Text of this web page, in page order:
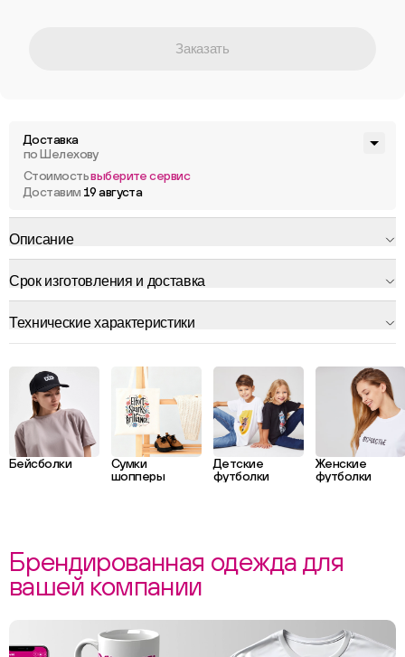
Заказать
Доставка
по Шелехову
Стоимостьвыберите сервис
Доставим 19 августа
Описание
Срок изготовления и доставка
Технические характеристики
Бейсболки
Сумки
шопперы
Детские
футболки
Женские
футболки
Брендированная одежда для
вашей компании